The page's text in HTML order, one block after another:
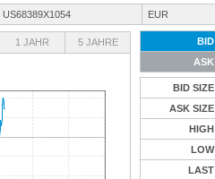
US68389X1054 EUR
1 JAHR 5 JAHRE BID
ASK
BID SIZE
ASK SIZE
HIGH
LOW
LAST